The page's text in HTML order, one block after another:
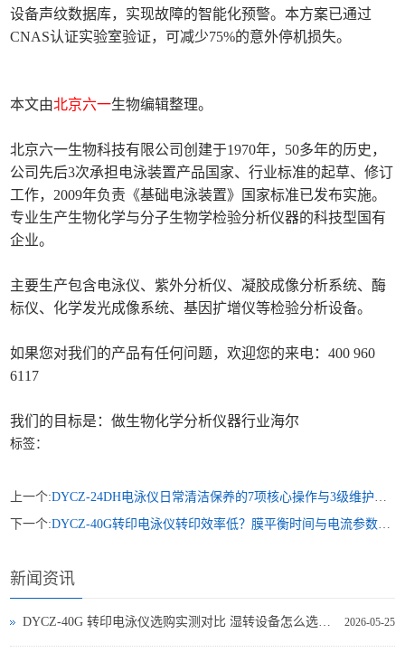
设备声纹数据库，实现故障的智能化预警。本方案已通过
CNAS认证实验室验证，可减少75%的意外停机损失。
本文由北京六一生物编辑整理。
北京六一生物科技有限公司创建于1970年，50多年的历史，
公司先后3次承担电泳装置产品国家、行业标准的起草、修订
工作，2009年负责《基础电泳装置》国家标准已发布实施。
专业生产生物化学与分子生物学检验分析仪器的科技型国有
企业。
主要生产包含电泳仪、紫外分析仪、凝胶成像分析系统、酶
标仪、化学发光成像系统、基因扩增仪等检验分析设备。
如果您对我们的产品有任何问题，欢迎您的来电：400 960
6117
我们的目标是：做生物化学分析仪器行业海尔
标签：
上一个:DYCZ-24DH电泳仪日常清洁保养的7项核心操作与3级维护体系
下一个:DYCZ-40G转印电泳仪转印效率低？膜平衡时间与电流参数优化指南
新闻资讯
2026-05-25
DYCZ-40G 转印电泳仪选购实测对比 湿转设备怎么选不踩坑